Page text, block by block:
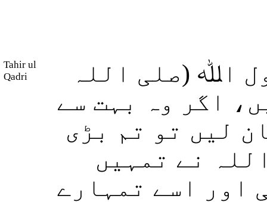
Tahir ul
Qadri
اﷲ (صلی اللہ
اگر وہ بہت سے
لیں تو تم بڑی
نے تمہیں
اور اسے تمہارے